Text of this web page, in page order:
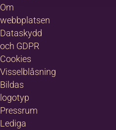
Om
webbplatsen
Dataskydd
och GDPR
Cookies
Visselblåsning
Bildas
logotyp
Pressrum
Lediga